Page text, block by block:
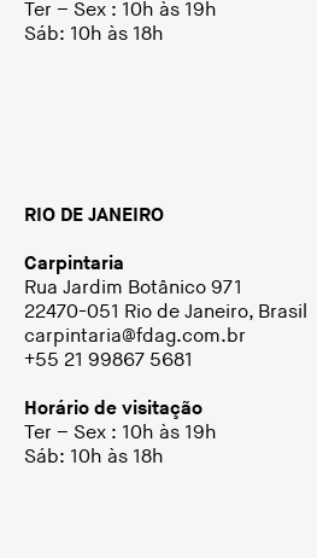
Ter – Sex : 10h às 19h
Sáb: 10h às 18h
RIO DE JANEIRO
Carpintaria
Rua Jardim Botânico 971
22470-051 Rio de Janeiro, Brasil
carpintaria@fdag.com.br
+55 21 99867 5681
Horário de visitação
Ter – Sex : 10h às 19h
Sáb: 10h às 18h